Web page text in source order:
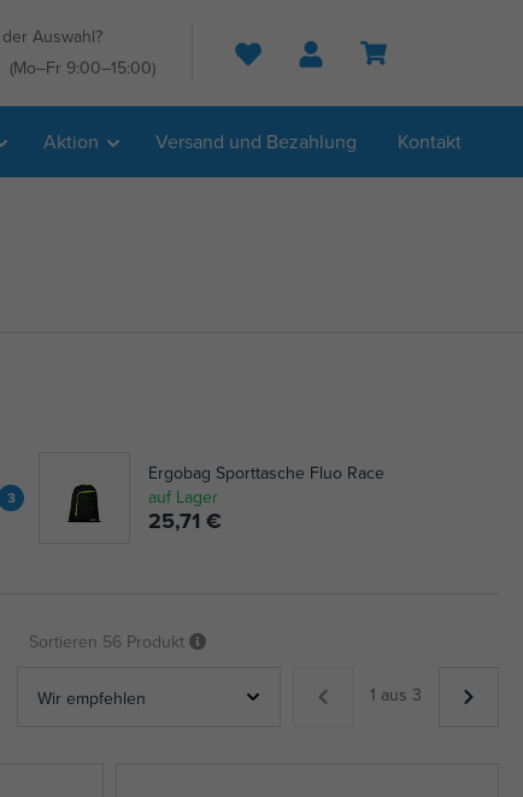
Auswahl?
(Mo–Fr 9:00–15:00) Suche
Aktion Versand und Bezahlung Kontakt
3
Ergobag Sporttasche Fluo Race
auf Lager
25,71 €
Sortieren 56 Produkt
1 aus 3